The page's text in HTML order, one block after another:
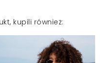
kupili również: